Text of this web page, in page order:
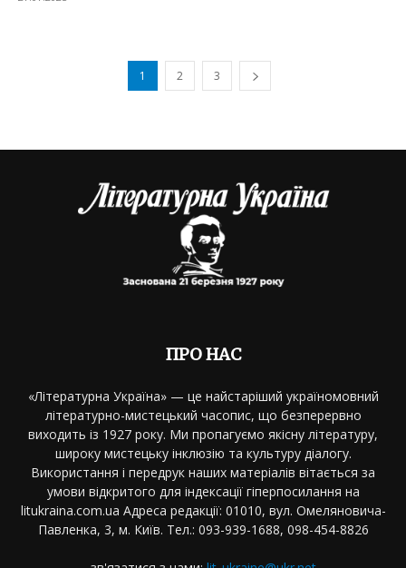
1 2 3
ПРО НАС
«Літературна Україна» — це найстаріший україномовний
літературно-мистецький часопис, що безперервно
виходить із 1927 року. Ми пропагуємо якісну літературу,
широку мистецьку інклюзію та культуру діалогу.
Використання і передрук наших матеріалів вітається за
умови відкритого для індексації гіперпосилання на
litukraina.com.ua Адреса редакції: 01010, вул. Омеляновича-
Павленка, 3, м. Київ. Тел.: 093-939-1688, 098-454-8826